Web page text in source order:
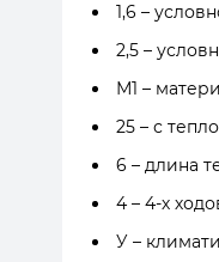
1,6 –
2,5 –
М1 –
25 – с
6 – длина
4 – 4-х
У –